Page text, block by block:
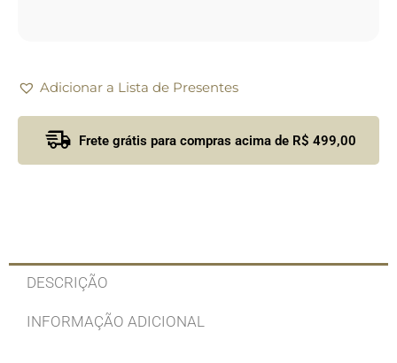
Adicionar a Lista de Presentes
Frete grátis para compras acima de R$ 499,00
DESCRIÇÃO
INFORMAÇÃO ADICIONAL